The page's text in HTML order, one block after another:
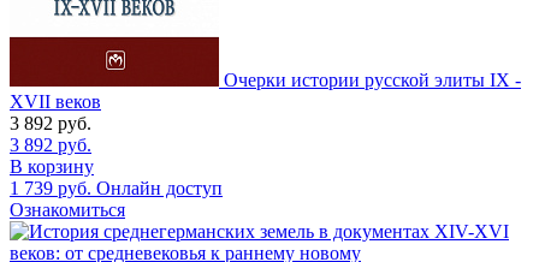
Очерки истории русской элиты IX -
XVII веков
3 892 руб.
3 892 руб.
В корзину
1 739 руб. Онлайн доступ
Ознакомиться